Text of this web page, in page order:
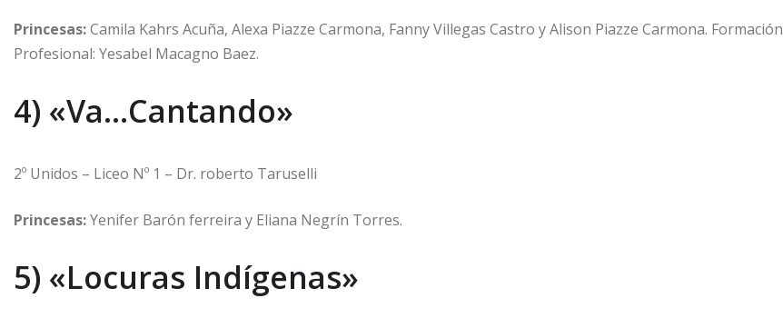
Princesas:Camila Kahrs Acuña, Alexa Piazze Carmona, Fanny Villegas Castro y Alison Piazze Carmona. Formación
Profesional: Yesabel Macagno Baez.
4) «Va…Cantando»
2º Unidos – Liceo Nº 1 – Dr. roberto Taruselli
Princesas:Yenifer Barón ferreira y Eliana Negrín Torres.
5) «Locuras Indígenas»